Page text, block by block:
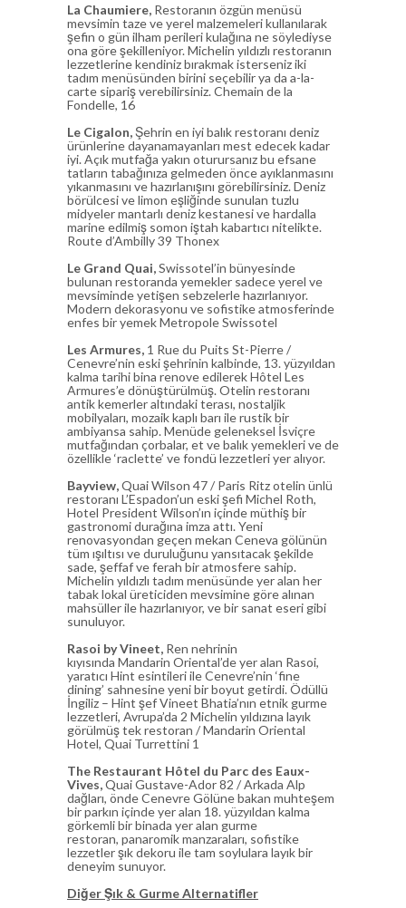
La Chaumiere, Restoranın özgün menüsü
mevsimin taze ve yerel malzemeleri kullanılarak
şefin o gün ilham perileri kulağına ne söylediyse
ona göre şekilleniyor. Michelin yıldızlı restoranın
lezzetlerine kendiniz bırakmak isterseniz iki
tadım menüsünden birini seçebilir ya da a-la-
carte sipariş verebilirsiniz. Chemain de la
Fondelle, 16
Le Cigalon,Şehrin en iyi balık restoranı deniz
ürünlerine dayanamayanları mest edecek kadar
iyi. Açık mutfağa yakın oturursanız bu efsane
tatların tabağınıza gelmeden önce ayıklanmasını
yıkanmasını ve hazırlanışını görebilirsiniz. Deniz
börülcesi ve limon eşliğinde sunulan tuzlu
midyeler mantarlı deniz kestanesi ve hardalla
marine edilmiş somon iştah kabartıcı nitelikte.
Route d’Ambilly 39 Thonex
Le Grand Quai,Swissotel’in bünyesinde
bulunan restoranda yemekler sadece yerel ve
mevsiminde yetişen sebzelerle hazırlanıyor.
Modern dekorasyonu ve sofistike atmosferinde
enfes bir yemek Metropole Swissotel
Les Armures, 1 Rue du Puits St-Pierre /
Cenevre’nin eski şehrinin kalbinde, 13. yüzyıldan
kalma tarihi bina renove edilerek Hôtel Les
Armures’e dönüştürülmüş. Otelin restoranı
antik kemerler altındaki terası, nostaljik
mobilyaları, mozaik kaplı barı ile rustik bir
ambiyansa sahip. Menüde geleneksel İsviçre
mutfağından çorbalar, et ve balık yemekleri ve de
özellikle ‘raclette’ ve fondü lezzetleri yer alıyor.
Bayview,Quai Wilson 47 / Paris Ritz otelin ünlü
restoranı L’Espadon’un eski şefi Michel Roth,
Hotel President Wilson’ın içinde müthiş bir
gastronomi durağına imza attı. Yeni
renovasyondan geçen mekan Ceneva gölünün
tüm ışıltısı ve duruluğunu yansıtacak şekilde
sade, şeffaf ve ferah bir atmosfere sahip.
Michelin yıldızlı tadım menüsünde yer alan her
tabak lokal üreticiden mevsimine göre alınan
mahsüller ile hazırlanıyor, ve bir sanat eseri gibi
sunuluyor.
Rasoi by Vineet, Ren nehrinin
kıyısında Mandarin Oriental’de yer alan Rasoi,
yaratıcı Hint esintileri ile Cenevre’nin ‘fine
dining’ sahnesine yeni bir boyut getirdi. Ödüllü
İngiliz – Hint şef Vineet Bhatia’nın etnik gurme
lezzetleri, Avrupa’da 2 Michelin yıldızına layık
görülmüş tek restoran / Mandarin Oriental
Hotel, Quai Turrettini 1
The Restaurant Hôtel du Parc des Eaux-
Vives,Quai Gustave-Ador 82 / Arkada Alp
dağları, önde Cenevre Gölüne bakan muhteşem
bir parkın içinde yer alan 18. yüzyıldan kalma
görkemli bir binada yer alan gurme
restoran, panaromik manzaraları, sofistike
lezzetler şık dekoru ile tam soylulara layık bir
deneyim sunuyor.
Diğer Şık & Gurme Alternatifler